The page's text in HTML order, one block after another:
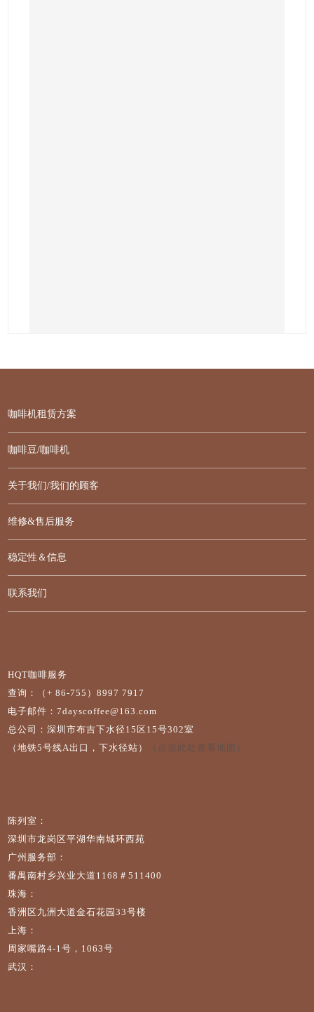
咖啡机租赁方案
咖啡豆/咖啡机
关于我们/我们的顾客
维修&售后服务
稳定性＆信息
联系我们
HQT咖啡服务
查询：（+ 86-755）8997 7917
电子邮件：7dayscoffee@163.com
总公司：深圳市布吉下水径15区15号302室
（地铁5号线A出口，下水径站）
（点击此处查看地图）
陈列室：
深圳市龙岗区平湖华南城环西苑
广州服务部：
番禺南村乡兴业大道1168＃511400
珠海：
香洲区九洲大道金石花园33号楼
上海：
周家嘴路4-1号，1063号
武汉：